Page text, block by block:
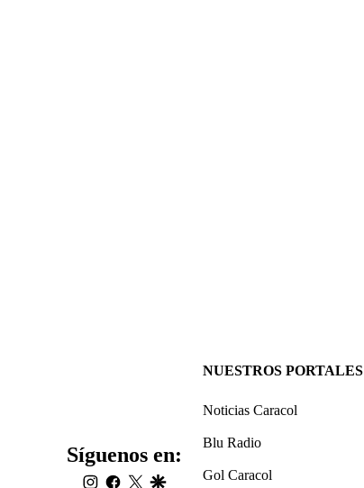
Síguenos en:
instagram
facebook
twittergoogle
NUESTROS PORTALES
Noticias Caracol
Blu Radio
Gol Caracol